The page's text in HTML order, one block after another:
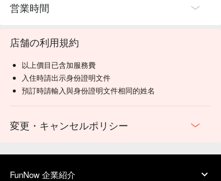
営業時間
店舗の利用規約
以上價目已含加服務費
入住時請出示身份證明文件
預訂時請輸入與身份證明文件相同的姓名
変更・キャンセルポリシー
FunNow 企業紹介